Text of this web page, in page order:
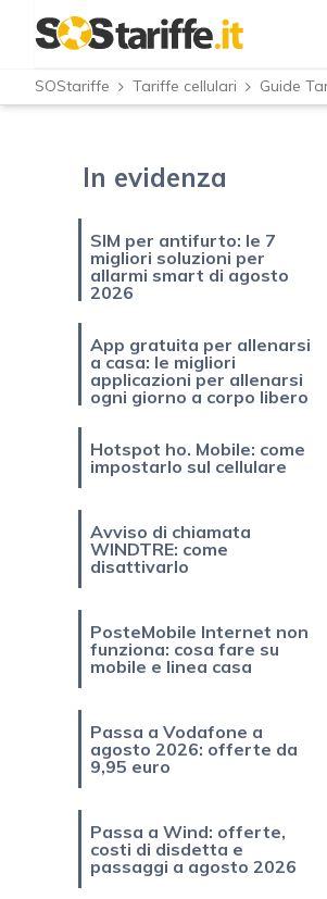
SOStariffe Tariffe cellulari Guide
In evidenza
SIM per antifurto: le 7
migliori soluzioni per
allarmi smart di agosto
2026
App gratuita per allenarsi
a casa: le migliori
applicazioni per allenarsi
ogni giorno a corpo libero
Hotspot ho. Mobile: come
impostarlo sul cellulare
Avviso di chiamata
WINDTRE: come
disattivarlo
PosteMobile Internet non
funziona: cosa fare su
mobile e linea casa
Passa a Vodafone a
agosto 2026: offerte da
9,95 euro
Passa a Wind: offerte,
costi di disdetta e
passaggi a agosto 2026